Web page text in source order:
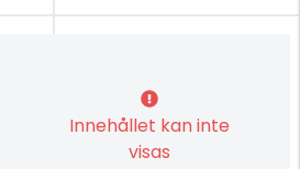
Innehållet kan inte
visas